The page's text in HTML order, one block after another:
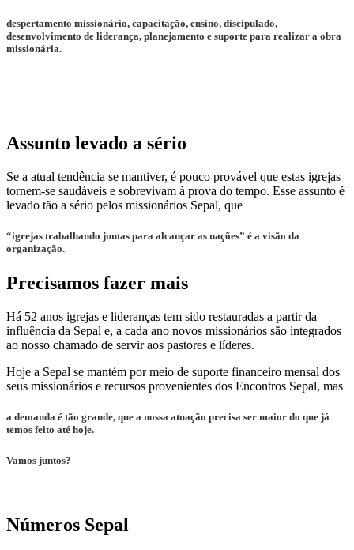
despertamento missionário, capacitação, ensino, discipulado,
desenvolvimento de liderança, planejamento e suporte para realizar a obra
missionária.
Assunto levado a sério
Se a atual tendência se mantiver, é pouco provável que estas igrejas
tornem-se saudáveis e sobrevivam à prova do tempo. Esse assunto é
levado tão a sério pelos missionários Sepal, que
“igrejas trabalhando juntas para alcançar as nações” é a visão da
organização.
Precisamos fazer mais
Há 52 anos igrejas e lideranças tem sido restauradas a partir da
influência da Sepal e, a cada ano novos missionários são integrados
ao nosso chamado de servir aos pastores e líderes.
Hoje a Sepal se mantém por meio de suporte financeiro mensal dos
seus missionários e recursos provenientes dos Encontros Sepal, mas
a demanda é tão grande, que a nossa atuação precisa ser maior do que já
temos feito até hoje.
Vamos juntos?
Números Sepal